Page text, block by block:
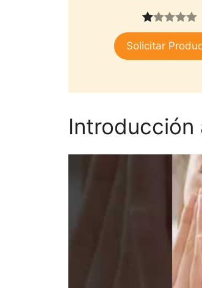
original
1.
00
Solicitar
Introducción